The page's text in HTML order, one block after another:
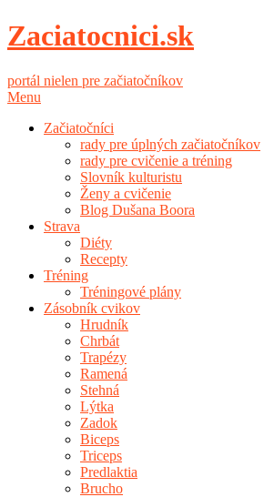
Zaciatocnici.sk
portál nielen pre začiatočníkov
Menu
Začiatočníci
rady pre úplných začiatočníkov
rady pre cvičenie a tréning
Slovník kulturistu
Ženy a cvičenie
Blog Dušana Boora
Strava
Diéty
Recepty
Tréning
Tréningové plány
Zásobník cvikov
Hrudník
Chrbát
Trapézy
Ramená
Stehná
Lýtka
Zadok
Biceps
Triceps
Predlaktia
Brucho